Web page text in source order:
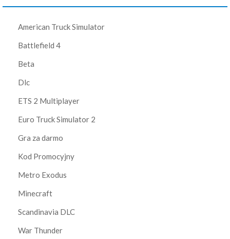
American Truck Simulator
Battlefield 4
Beta
Dlc
ETS 2 Multiplayer
Euro Truck Simulator 2
Gra za darmo
Kod Promocyjny
Metro Exodus
Minecraft
Scandinavia DLC
War Thunder